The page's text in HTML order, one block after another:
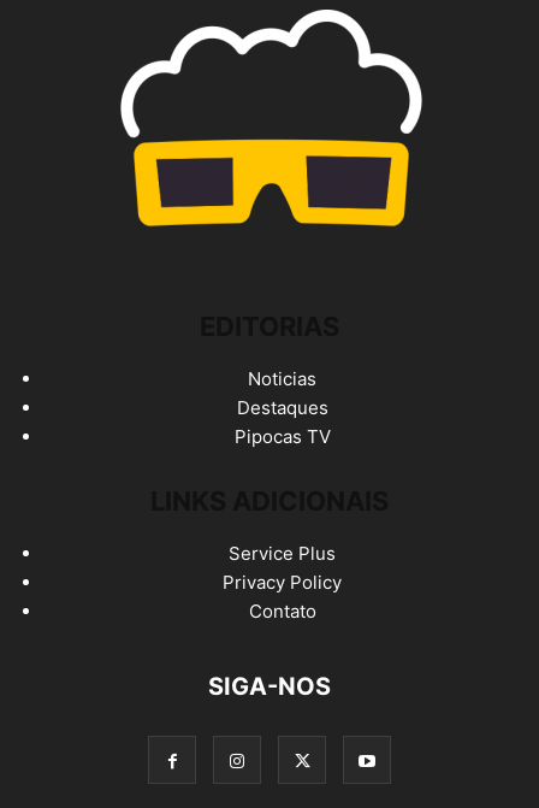
Noticias
Destaques
Pipocas TV
Service Plus
Privacy Policy
Contato
SIGA-NOS